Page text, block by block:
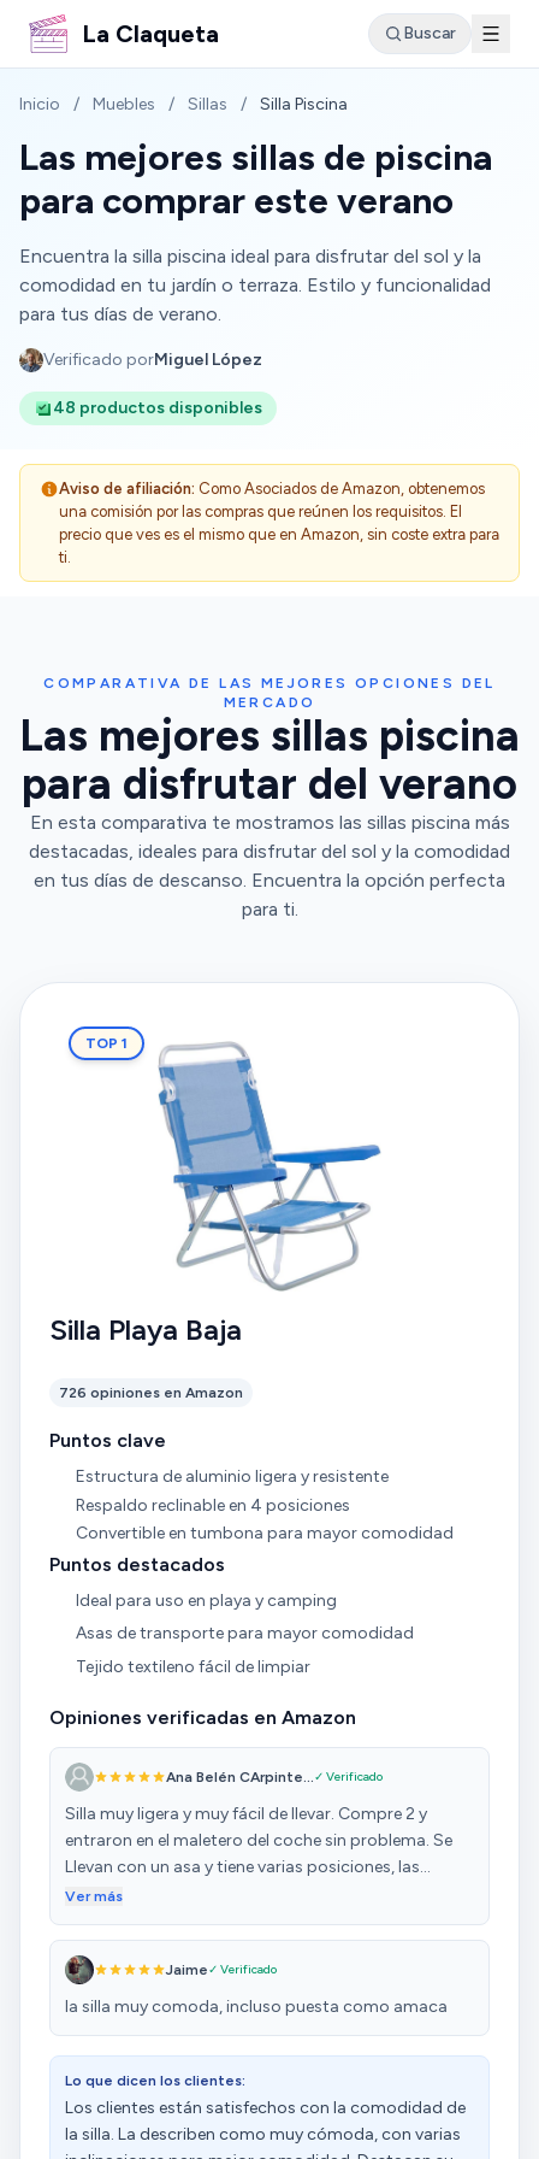
La Claqueta Buscar
Inicio / Muebles / Sillas / Silla Piscina
Las mejores sillas de piscina
para comprar este verano
Encuentra la silla piscina ideal para disfrutar del sol y la
comodidad en tu jardín o terraza. Estilo y funcionalidad
para tus días de verano.
Verificado porMiguel López
48 productos disponibles
Aviso de afiliación: Como Asociados de Amazon, obtenemos
una comisión por las compras que reúnen los requisitos. El
precio que ves es el mismo que en Amazon, sin coste extra para
ti.
COMPARATIVA DE LAS MEJORES OPCIONES DEL
MERCADO
Las mejores sillas piscina
para disfrutar del verano
En esta comparativa te mostramos las sillas piscina más
destacadas, ideales para disfrutar del sol y la comodidad
en tus días de descanso. Encuentra la opción perfecta
para ti.
TOP 1
Silla Playa Baja
726 opiniones en Amazon
Puntos clave
Estructura de aluminio ligera y resistente
Respaldo reclinable en 4 posiciones
Convertible en tumbona para mayor comodidad
Puntos destacados
Ideal para uso en playa y camping
Asas de transporte para mayor comodidad
Tejido textileno fácil de limpiar
Opiniones verificadas en Amazon
Ana Belén CArpinte... ✓ Verificado
Silla muy ligera y muy fácil de llevar. Compre 2 y
entraron en el maletero del coche sin problema. Se
Llevan con un asa y tiene varias posiciones, las
encuentro muy cómodas y la tela impide que te
repetiria.
Ver más
Jaime✓ Verificado
la silla muy comoda, incluso puesta como amaca
Lo que dicen los clientes:
Los clientes están satisfechos con la comodidad de
la silla. La describen como muy cómoda, con varias